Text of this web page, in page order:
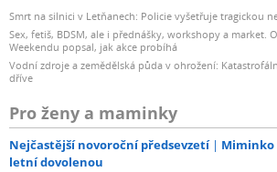
Smrt na silnici v Letňanech: Policie vyšetřuje tragickou
Sex, fetiš, BDSM, ale i přednášky, workshopy a market.
Weekendu popsal, jak akce probíhá
Vodní zdroje a zemědělská půda v ohrožení:
dříve
Pro ženy a maminky
Nejčastější novoroční předsevzetí Miminko
letní dovolenou